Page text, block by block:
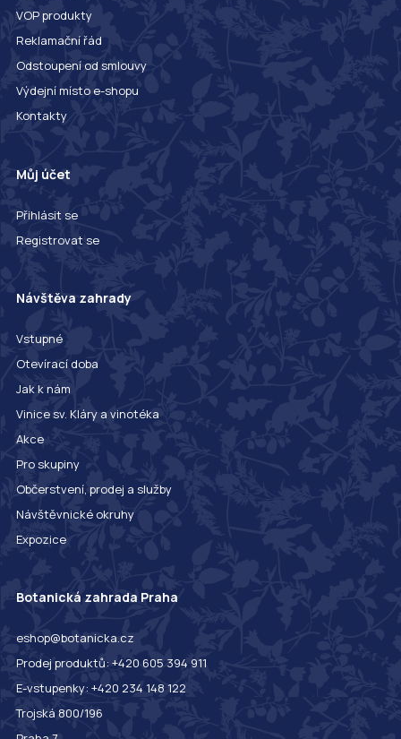
VOP produkty
Reklamační řád
Odstoupení od smlouvy
Výdejní místo e-shopu
Kontakty
Můj účet
Přihlásit se
Registrovat se
Návštěva zahrady
Vstupné
Otevírací doba
Jak k nám
Vinice sv. Kláry a vinotéka
Akce
Pro skupiny
Občerstvení, prodej a služby
Návštěvnické okruhy
Expozice
Botanická zahrada Praha
eshop@botanicka.cz
Prodej produktů: +420 605 394 911
E-vstupenky: +420 234 148 122
Trojská 800/196